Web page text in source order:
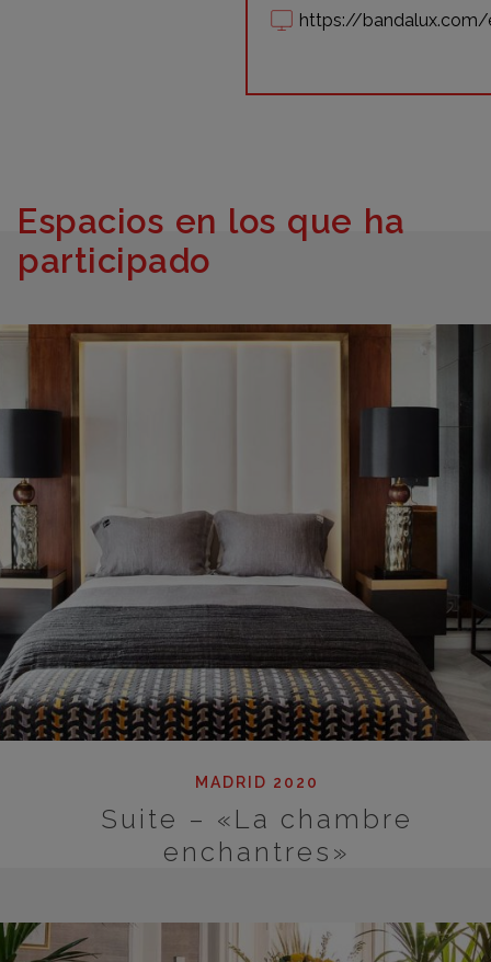
https://
Espacios en los que ha
participado
MADRID 2020
Suite – «La chambre
enchantres»